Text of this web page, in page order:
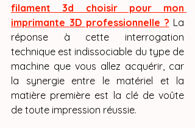
filament 3d choisir pour mon
imprimante 3D professionnelle ? La
réponse à cette interrogation
technique est indissociable du type de
machine que vous allez acquérir, car
la synergie entre le matériel et la
matière première est la clé de voûte
de toute impression réussie.